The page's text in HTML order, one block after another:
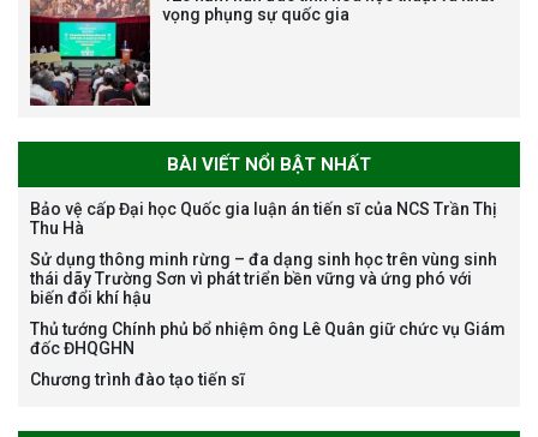
Bảo vệ luận án tiến sĩ của NCS
Nguyễn Thế Thông
vọng phụng sự quốc gia
BÀI VIẾT NỔI BẬT NHẤT
Bảo vệ cấp Đại học Quốc gia luận án tiến sĩ của NCS Trần Thị
Thu Hà
Sử dụng thông minh rừng – đa dạng sinh học trên vùng sinh
thái dãy Trường Sơn vì phát triển bền vững và ứng phó với
biến đổi khí hậu
Thủ tướng Chính phủ bổ nhiệm ông Lê Quân giữ chức vụ Giám
đốc ĐHQGHN
Chương trình đào tạo tiến sĩ